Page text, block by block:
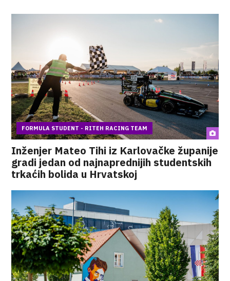
FORMULA STUDENT - RITEH RACING TEAM
Inženjer Mateo Tihi iz Karlovačke županije
gradi jedan od najnaprednijih studentskih
trkaćih bolida u Hrvatskoj